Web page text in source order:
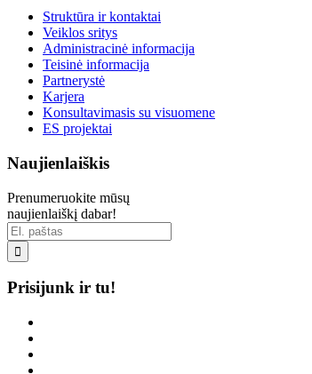
Struktūra ir kontaktai
Veiklos sritys
Administracinė informacija
Teisinė informacija
Partnerystė
Karjera
Konsultavimasis su visuomene
ES projektai
Naujienlaiškis
Prenumeruokite mūsų
naujienlaiškį dabar!

Prisijunk ir tu!